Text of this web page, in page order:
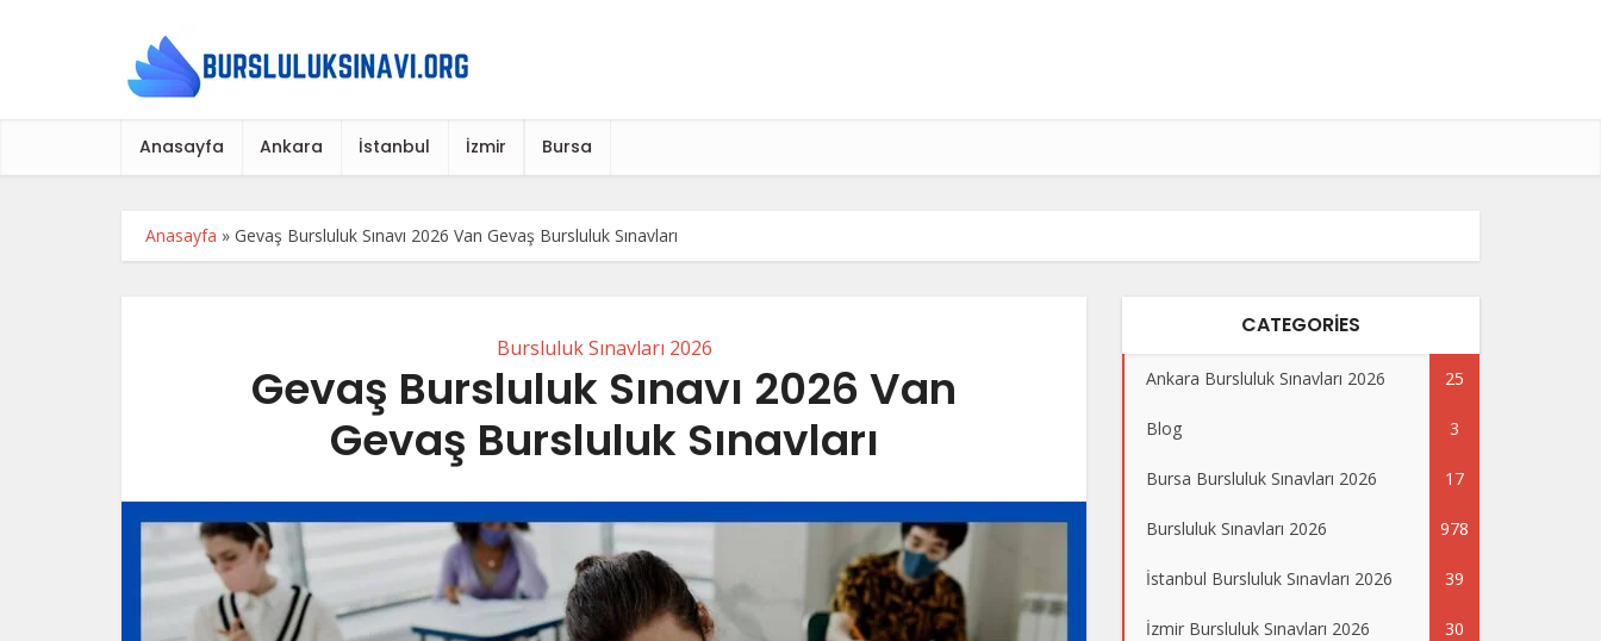
Anasayfa Ankara İstanbul İzmir Bursa
Anasayfa » Gevaş Bursluluk Sınavı 2026 Van Gevaş Bursluluk Sınavları
Bursluluk Sınavları 2026
Gevaş Bursluluk Sınavı 2026 Van
Gevaş Bursluluk Sınavları
CATEGORIES
Ankara Bursluluk Sınavları 2026 25
Blog 3
Bursa Bursluluk Sınavları 2026 17
Bursluluk Sınavları 2026 978
İstanbul Bursluluk Sınavları 2026 39
İzmir Bursluluk Sınavları 2026 30